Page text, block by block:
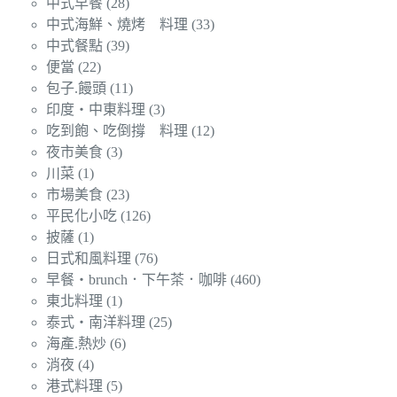
中式海鮮、燒烤 料理 (33)
中式餐點 (39)
便當 (22)
包子.饅頭 (11)
印度‧中東料理 (3)
吃到飽、吃倒撐 料理 (12)
夜市美食 (3)
川菜 (1)
市場美食 (23)
平民化小吃 (126)
披薩 (1)
日式和風料理 (76)
早餐‧brunch．下午茶．咖啡 (460)
東北料理 (1)
泰式‧南洋料理 (25)
海產.熱炒 (6)
消夜 (4)
港式料理 (5)